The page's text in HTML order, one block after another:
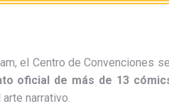
el Centro de Convenciones
oficial de más de 13
narrativo.